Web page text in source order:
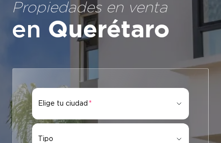
Propiedades en venta
en Querétaro
Elige tu ciudad
Tipo